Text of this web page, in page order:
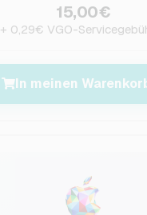
15,00€
+ 0,29€ VGO-
In meinen